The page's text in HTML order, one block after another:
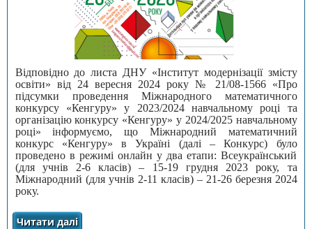
Відповідно до листа ДНУ «Інститут модернізації змісту
освіти» від 24 вересня 2024 року № 21/08-1566 «Про
підсумки проведення Міжнародного математичного
конкурсу «Кенгуру» у 2023/2024 навчальному році та
організацію конкурсу «Кенгуру» у 2024/2025 навчальному
році» інформуємо, що Міжнародний математичний
конкурс «Кенгуру» в Україні (далі – Конкурс) було
проведено в режимі онлайн у два етапи: Всеукраїнський
(для учнів 2-6 класів) – 15-19 грудня 2023 року, та
Міжнародний (для учнів 2-11 класів) – 21-26 березня 2024
року.
Читати далі